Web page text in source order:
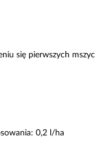
się pierwszych mszyc
0,2 l/ha